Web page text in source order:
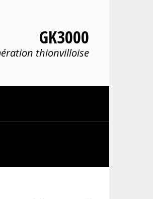
GK3000
thionvilloise